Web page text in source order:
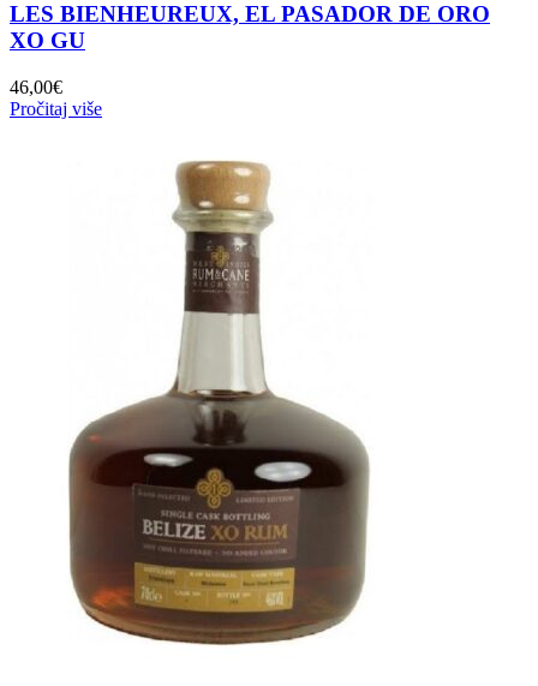
LES BIENHEUREUX, EL PASADOR DE ORO
XO GU
46,00€
Pročitaj više